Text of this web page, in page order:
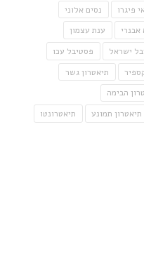
פיגרו
נסים אלוני
אבנרי
ענת עצמון
ישראל
פסטיבל עכו
תיאטרון גשר
הבימה
תיאטרון תמונע תיאטרונטו